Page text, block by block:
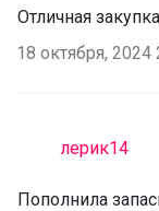
Отличная
18 октября, 2024
лерик14
Пополнила